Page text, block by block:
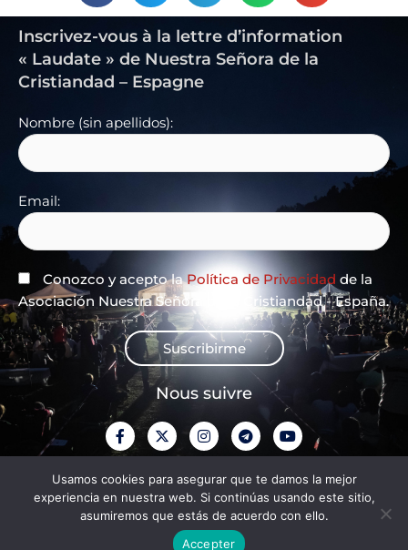
Inscrivez-vous à la lettre d’information
« Laudate » de Nuestra Señora de la
Cristiandad – Espagne
Nombre (sin apellidos):
Email:
Conozco y acepto laPolítica de Privacidad de la
Asociación Nuestra Señora de la Cristiandad - España.
Suscribirme
Nous suivre
F
a
c
e
b
o
o
X
-
t
i
t
t
I
n
s
a
g
r
a
m
T
e
l
g
r
a
Y
o
u
u
b
e
Politique de confidentialité
Mentions légales
Usamos cookies para asegurar que te damos la mejor
experiencia en nuestra web. Si continúas usando este sitio,
asumiremos que estás de acuerdo con ello.
Accepter